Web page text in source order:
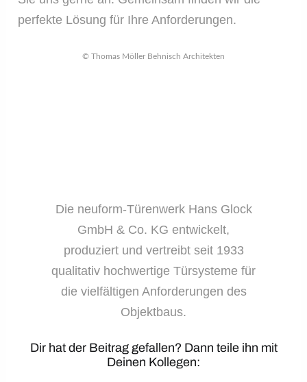
perfekte Lösung für Ihre Anforderungen.
© Thomas Möller Behnisch Architekten
Die neuform-Türenwerk Hans Glock
GmbH & Co. KG entwickelt,
produziert und vertreibt seit 1933
qualitativ hochwertige Türsysteme für
die vielfältigen Anforderungen des
Objektbaus.
Dir hat der Beitrag gefallen? Dann teile ihn mit
Deinen Kollegen: